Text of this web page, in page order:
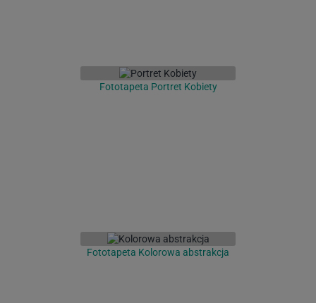
Fototapeta Portret Kobiety
Fototapeta Kolorowa abstrakcja